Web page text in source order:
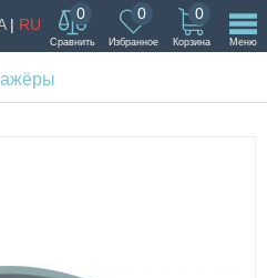
| RU
0
Сравнить
0
Избранное
0
Корзина Меню